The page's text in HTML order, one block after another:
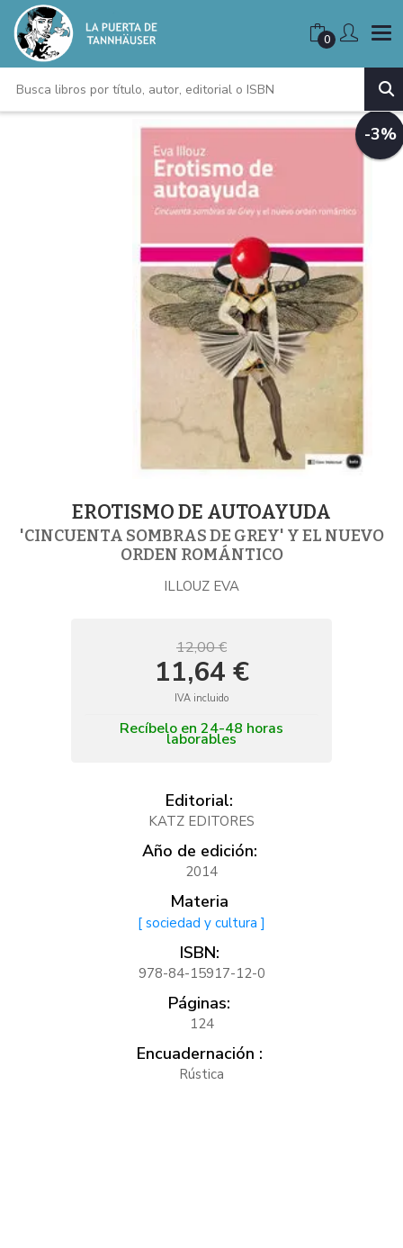
0
-3%
EROTISMO DE AUTOAYUDA
'CINCUENTA SOMBRAS DE GREY' Y EL NUEVO
ORDEN ROMÁNTICO
ILLOUZ EVA
12,00 €
11,64 €
IVA incluido
Recíbelo en 24-48 horas
laborables
Editorial:
KATZ EDITORES
Año de edición:
2014
Materia
[ sociedad y cultura ]
ISBN:
978-84-15917-12-0
Páginas:
124
Encuadernación :
Rústica